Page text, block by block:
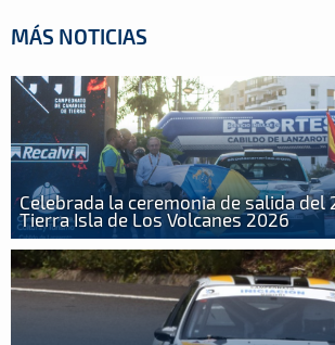
MÁS NOTICIAS
Celebrada la ceremonia de salida del
Tierra Isla de Los Volcanes 2026